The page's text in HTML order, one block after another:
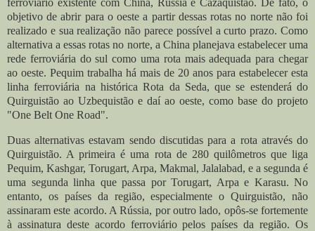
ferroviário existente com China, Rússia e Cazaquistão. De fato, o
objetivo de abrir para o oeste a partir dessas rotas no norte não foi
realizado e sua realização não parece possível a curto prazo. Como
alternativa a essas rotas no norte, a China planejava estabelecer uma
rede ferroviária do sul como uma rota mais adequada para chegar
ao oeste. Pequim trabalha há mais de 20 anos para estabelecer esta
linha ferroviária na histórica Rota da Seda, que se estenderá do
Quirguistão ao Uzbequistão e daí ao oeste, como base do projeto
"One Belt One Road".
Duas alternativas estavam sendo discutidas para a rota através do
Quirguistão. A primeira é uma rota de 280 quilômetros que liga
Pequim, Kashgar, Torugart, Arpa, Makmal, Jalalabad, e a segunda é
uma segunda linha que passa por Torugart, Arpa e Karasu. No
entanto, os países da região, especialmente o Quirguistão, não
assinaram este acordo. A Rússia, por outro lado, opôs-se fortemente
à assinatura deste acordo ferroviário pelos países da região. Os